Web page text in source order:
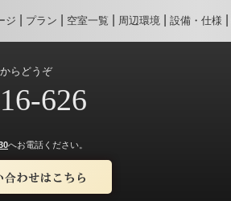
ジ プラン 空室一覧 周辺環境 設備・仕様
らどうぞ
626
へお電話ください。